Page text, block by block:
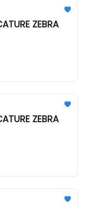
ZEBRA
ZEBRA